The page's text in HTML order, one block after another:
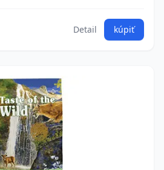
Detail kúpiť